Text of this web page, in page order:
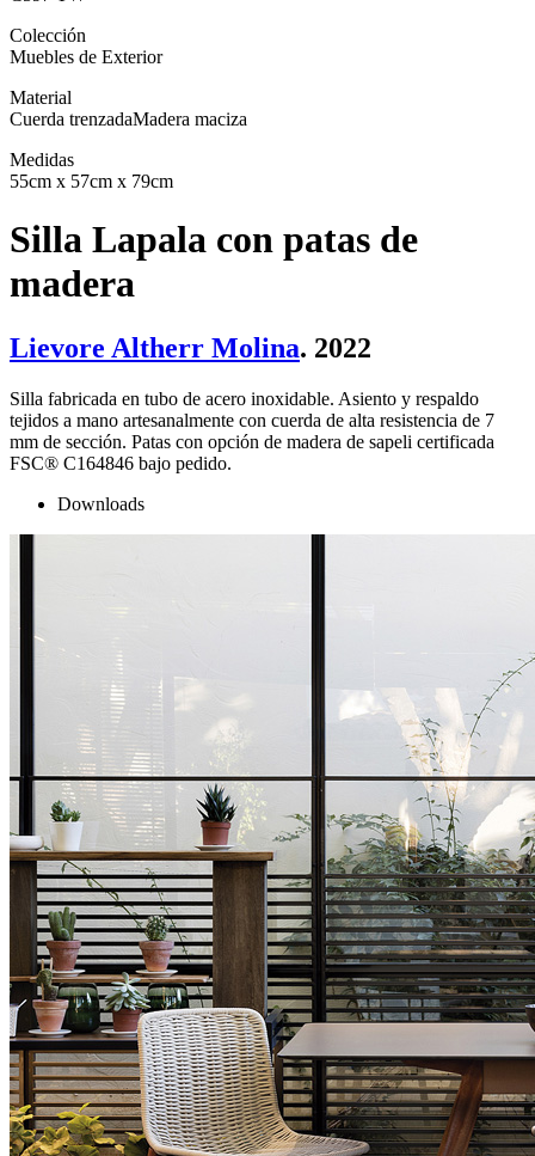
Colección
Muebles de Exterior
Material
Cuerda trenzadaMadera maciza
Medidas
55cm x 57cm x 79cm
Silla Lapala con patas de
madera
Lievore Altherr Molina. 2022
Silla fabricada en tubo de acero inoxidable. Asiento y respaldo
tejidos a mano artesanalmente con cuerda de alta resistencia de 7
mm de sección. Patas con opción de madera de sapeli certificada
FSC® C164846 bajo pedido.
Downloads